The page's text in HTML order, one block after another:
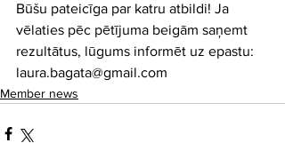
Būšu pateicīga par katru atbildi! Ja
vēlaties pēc pētījuma beigām saņemt
rezultātus, lūgums informēt uz epastu:
laura.bagata@gmail.com
Member news